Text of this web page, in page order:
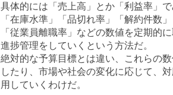
具体的には「売上高」とか「利益率」
「在庫水準」「品切れ率」「解約件数
「従業員離職率」などの数値を定期的
進捗管理をしていくという方法だ。
絶対的な予算目標とは違い、これらの
したり、市場や社会の変化に応じて、
用していくわけだ。